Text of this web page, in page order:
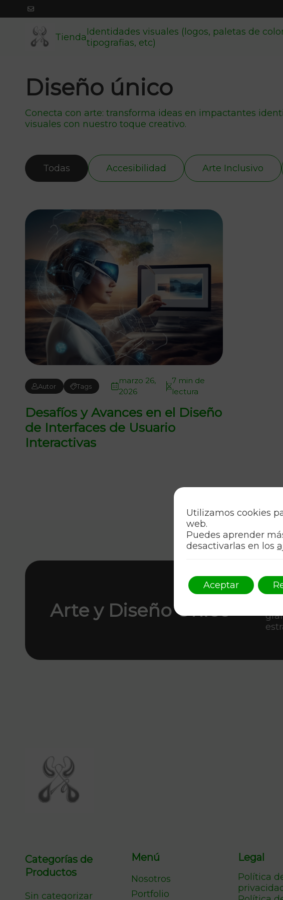
TiendaIdentidades visuales (logos, paletas de
tipografias, etc)
Diseño único
Conecta con arte: transforma ideas en impactantes
visuales con nuestro toque creativo.
Todas Accesibilidad Arte Inclusivo
Autor Tags
marzo 26,
2026
7 min de
lectura
Desafíos y Avances en el Diseño
de Interfaces de Usuario
Interactivas
Arte y Diseño Único
Categorías de
Productos
Sin categorizar
Menú
Nosotros
Portfolio
Legal
Política
Utilizamos cookies
web.
Puedes aprender
desactivarlas en los
Aceptar